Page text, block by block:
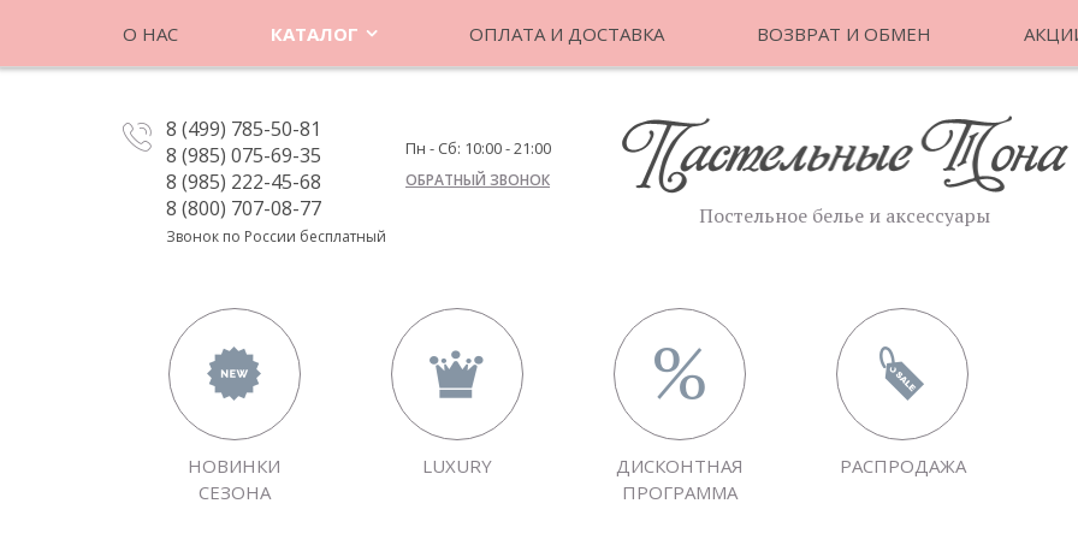
О НАС КАТАЛОГ ОПЛАТА И ДОСТАВКА ВОЗВРАТ И ОБМЕН
8 (499) 785-50-81
8 (985) 075-69-35
8 (985) 222-45-68
8 (800) 707-08-77
Звонок по России бесплатный
Пн - Сб: 10:00 - 21:00
ОБРАТНЫЙ ЗВОНОК
Постельное белье и аксессуары
НОВИНКИ
СЕЗОНА
LUXURY
ДИСКОНТНАЯ
ПРОГРАММА
РАСПРОДАЖА